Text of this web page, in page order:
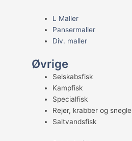
L Maller
Pansermaller
Div. maller
Øvrige
Selskabsfisk
Kampfisk
Specialfisk
Rejer, krabber og snegle
Saltvandsfisk